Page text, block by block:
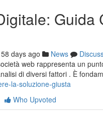
Guida
58 days ago News
web rappresenta un
di diversi fattori . È
la-soluzione-giusta
Who Upvoted